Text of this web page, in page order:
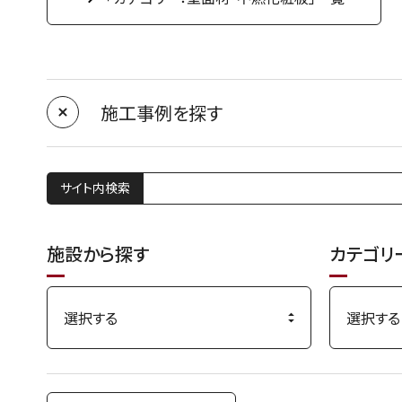
施工事例を探す
サイト内検索
施設から探す カテゴ